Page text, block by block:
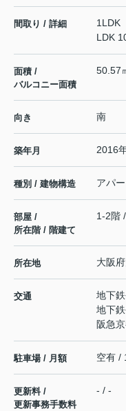
間取り / 詳細
1LDK
LDK
面積 /
バルコニー面積
50.57
向き 南
築年月 2016
種別 / 建物構造 アパ
部屋 /
所在階 / 階建て
1-2階
所在地 大阪府
交通 地下
地下
阪急
駐車場 / 月額 空有 /
更新料 /
更新事務手数料
- / -